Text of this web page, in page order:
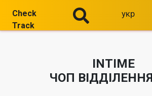
Check
Track
укр
INTIME
ЧОП